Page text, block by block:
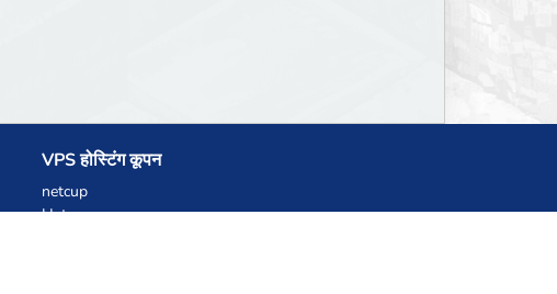
VPS होस्टिंग कूपन
netcup
Hetzner